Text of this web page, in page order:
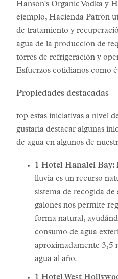
Hanson's Organic Vodka y
ejemplo, Hacienda Patrón
de tratamiento y
agua de la producción de
torres de refrigeración y
Esfuerzos cotidianos como
Propiedades destacadas
top estas iniciativas a nivel
gustaría destacar algunas
de agua en algunos de
1 Hotel Hanalei Bay:
lluvia es un recurso
sistema de recogida
galones nos permite
forma natural,
consumo de agua
aproximadamente 3,5
agua al año.